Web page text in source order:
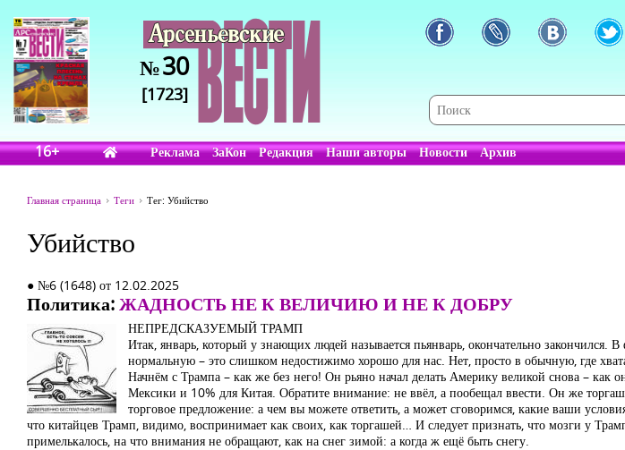
№30
[1723]
16+ Реклама ЗаКон Редакция Наши авторы Новости Архив
Главная страница Теги Тег: Убийство
Убийство
● №6 (1648) от 12.02.2025
Политика:ЖАДНОСТЬ НЕ К ВЕЛИЧИЮ И НЕ К ДОБРУ
НЕПРЕДСКАЗУЕМЫЙ ТРАМП
Итак, январь, который у знающих людей называется пьянварь, окончательно
нормальную – это слишком недостижимо хорошо для нас. Нет, просто в обычную, где
Начнём с Трампа – как же без него! Он рьяно начал делать Америку великой снова –
Мексики и 10% для Китая. Обратите внимание: не ввёл, а пообещал ввести. Он же
торговое предложение: а чем вы можете ответить, а может сговоримся, какие ваши
что китайцев Трамп, видимо, воспринимает как своих, как торгашей… И следует признать, что мозги у
примелькалось, на что внимания не обращают, как на снег зимой: а когда ж ещё быть снегу.